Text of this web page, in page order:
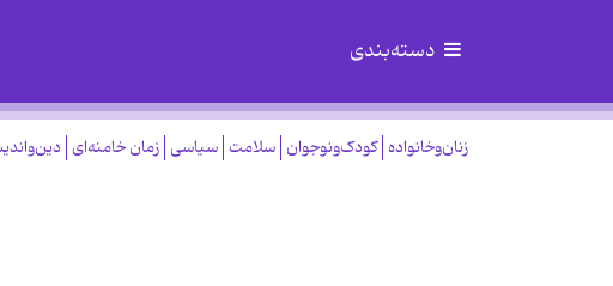
دسته‌بندی
زنان‌وخانواده کودک‌ونوجوان سلامت سیاسی زمان خامنه‌ای